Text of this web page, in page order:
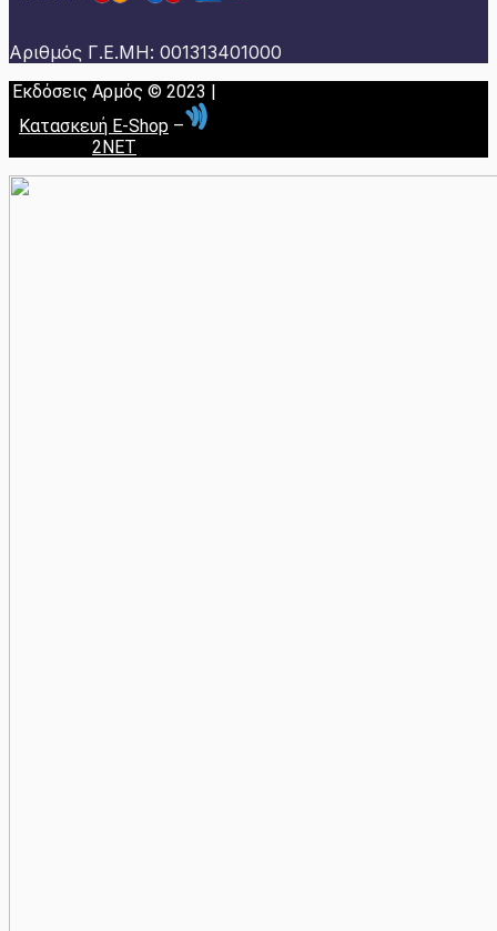
Αριθμός Γ.Ε.ΜΗ: 001313401000
Εκδόσεις Αρμός © 2023 |
Κατασκευή E-Shop –
2NET